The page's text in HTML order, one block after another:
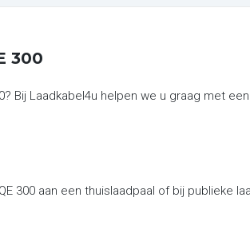
300
Bij Laadkabel4u helpen we u graag met
300 aan een thuislaadpaal of bij publieke